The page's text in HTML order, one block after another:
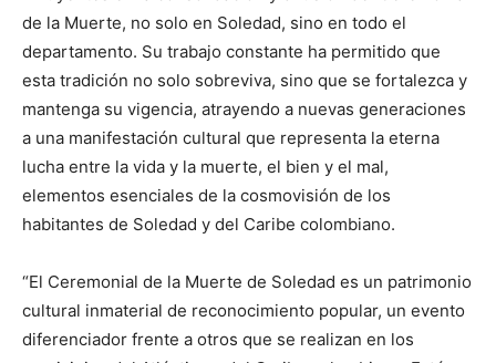
de la Muerte, no solo en Soledad, sino en todo el
departamento. Su trabajo constante ha permitido que
esta tradición no solo sobreviva, sino que se fortalezca y
mantenga su vigencia, atrayendo a nuevas generaciones
a una manifestación cultural que representa la eterna
lucha entre la vida y la muerte, el bien y el mal,
elementos esenciales de la cosmovisión de los
habitantes de Soledad y del Caribe colombiano.
“El Ceremonial de la Muerte de Soledad es un patrimonio
cultural inmaterial de reconocimiento popular, un evento
diferenciador frente a otros que se realizan en los